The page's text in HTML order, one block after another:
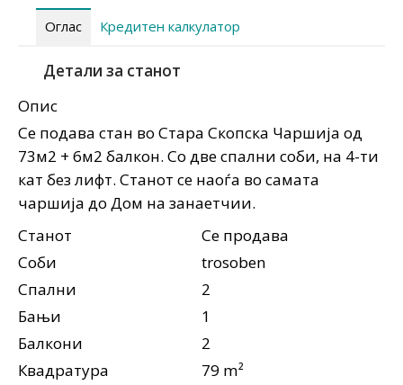
Оглас Кредитен калкулатор
Детали за станот
Опис
Се подава стан во Стара Скопска Чаршија од
73м2 + 6м2 балкон. Со две спални соби, на 4-ти
кат без лифт. Станот се наоѓа во самата
чаршија до Дом на занаетчии.
Станот
Се продава
Соби
trosoben
Спални
2
Бањи
1
Балкони
2
Квадратура
79 m²